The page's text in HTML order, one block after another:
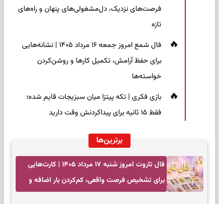
فرصت‌های نزدیک، دل‌مشغولی‌های پنهان و راه‌های
تازه
فال شمع امروز جمعه ۱۶ مرداد ۱۴۰۵ | نشانه‌هایی
برای حفظ آرامش، تکمیل کارها و روشن‌کردن
خواسته‌ها
بازی فکری | تکه پیتزا میان سبزیجات قایم شده؛
فقط ۱۵ ثانیه برای پیداکردنش وقت دارید
برترین‌ها
فال تاروت امروز شنبه ۱۷ مرداد ۱۴۰۵ | کارت‌هایی
برای تشخیص فرصت واقعی، کم‌کردن بار اضافه و